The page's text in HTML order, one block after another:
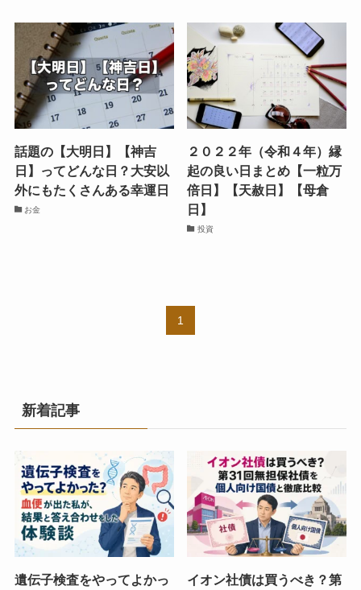
話題の【大明日】【神吉
日】ってどんな日？大安以
外にもたくさんある幸運日
お金
２０２２年（令和４年）縁
起の良い日まとめ【一粒万
倍日】【天赦日】【母倉
日】
投資
1
新着記事
遺伝子検査をやってよかっ
イオン社債は買うべき？第